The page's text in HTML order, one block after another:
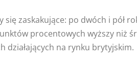
się zaskakujące: po dwóch i
procentowych wyższy niż
działających na rynku brytyjskim.